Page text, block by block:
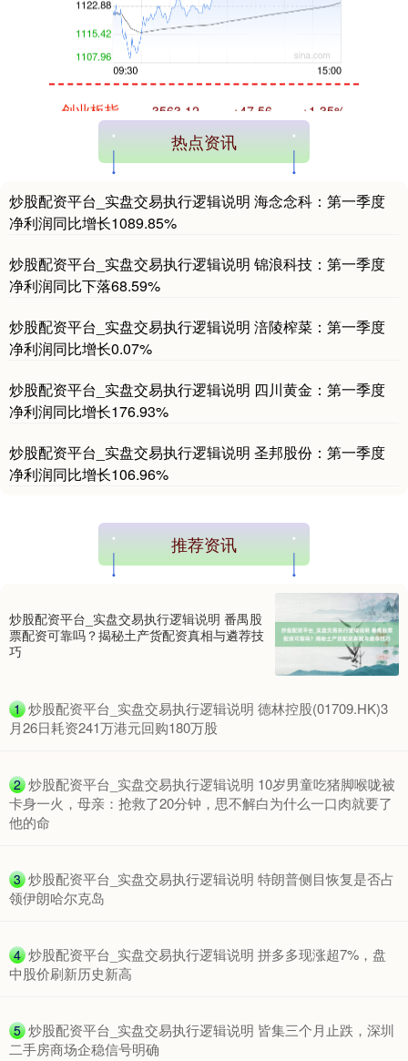
创业板指 3563.12 +47.56 +1.35%
基金指数 7242.10
国债指数
上证综指 3940.04 +39.68 +1.02%
热点资讯
炒股配资平台_实盘交易执行逻辑说明 海念念科：第一季度
净利润同比增长1089.85%
炒股配资平台_实盘交易执行逻辑说明 锦浪科技：第一季度
净利润同比下落68.59%
炒股配资平台_实盘交易执行逻辑说明 涪陵榨菜：第一季度
净利润同比增长0.07%
炒股配资平台_实盘交易执行逻辑说明 四川黄金：第一季度
净利润同比增长176.93%
炒股配资平台_实盘交易执行逻辑说明 圣邦股份：第一季度
净利润同比增长106.96%
推荐资讯
炒股配资平台_实盘交易执行逻辑说明 番禺股
票配资可靠吗？揭秘土产货配资真相与遴荐技
巧
1 ​炒股配资平台_实盘交易执行逻辑说明 德林控股(01709.HK)3
月26日耗资241万港元回购180万股
2 ​炒股配资平台_实盘交易执行逻辑说明 10岁男童吃猪脚喉咙被
卡身一火，母亲：抢救了20分钟，思不解白为什么一口肉就要了
他的命
3 ​炒股配资平台_实盘交易执行逻辑说明 特朗普侧目恢复是否占
领伊朗哈尔克岛
4 ​炒股配资平台_实盘交易执行逻辑说明 拼多多现涨超7%，盘
中股价刷新历史新高
5 ​炒股配资平台_实盘交易执行逻辑说明 皆集三个月止跌，深圳
二手房商场企稳信号明确